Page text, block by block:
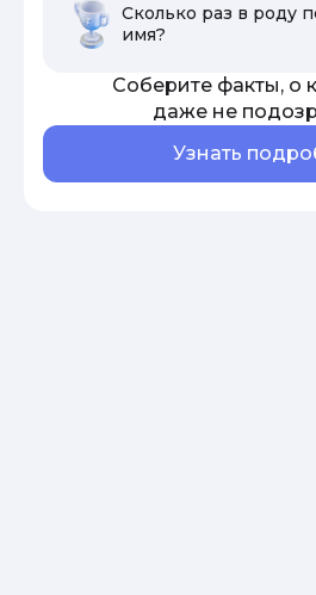
Сколько раз в роду
имя?
Соберите факты, о
даже не
Узнать